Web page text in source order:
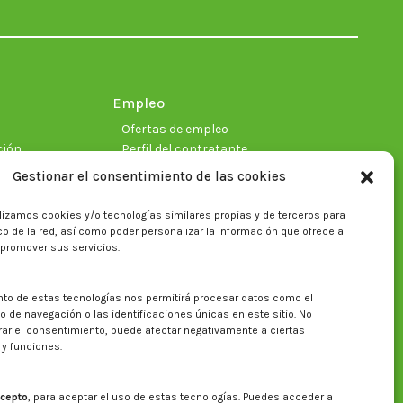
Gestionar el consentimiento de las cookies
cookies y/o tecnologías similares propias y de terceros para
de la red, así como poder personalizar la información que ofrece a
sus servicios.
de estas tecnologías nos permitirá procesar datos como el
de navegación o las identificaciones únicas en este sitio. No
el consentimiento, puede afectar negativamente a ciertas
funciones.
, para aceptar el uso de estas tecnologías. Puedes acceder a
new new new new new new
Empleo
Ofertas de empleo
Perfil del contratante
Buscar en la web del CITA
Buscar: